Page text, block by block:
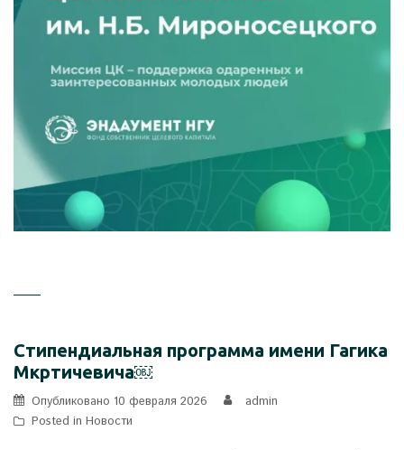
Стипендиальная программа имени Гагика
Мкртичевича￼
Опубликовано 10 февраля 2026
admin
Posted in Новости